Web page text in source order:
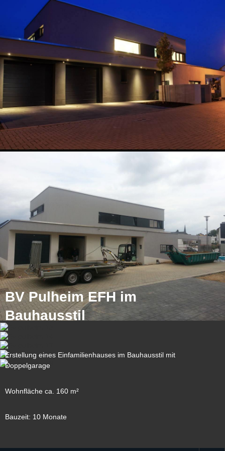
BV Pulheim EFH im
Bauhausstil
Erstellung eines Einfamilienhauses im Bauhausstil mit
Doppelgarage
Wohnfläche ca. 160 m²
Bauzeit: 10 Monate